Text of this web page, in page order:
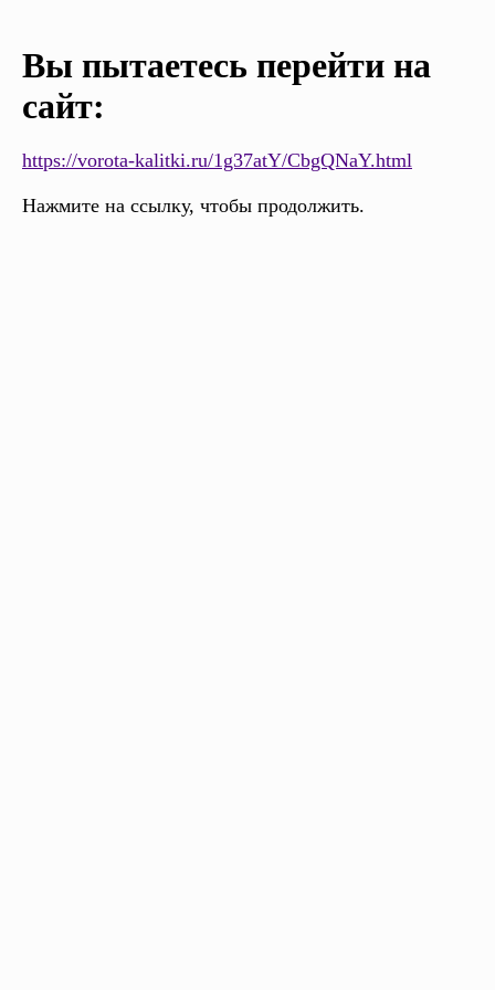
Вы пытаетесь перейти на
сайт:
https://vorota-kalitki.ru/1g37atY/CbgQNaY.html
Нажмите на ссылку, чтобы продолжить.